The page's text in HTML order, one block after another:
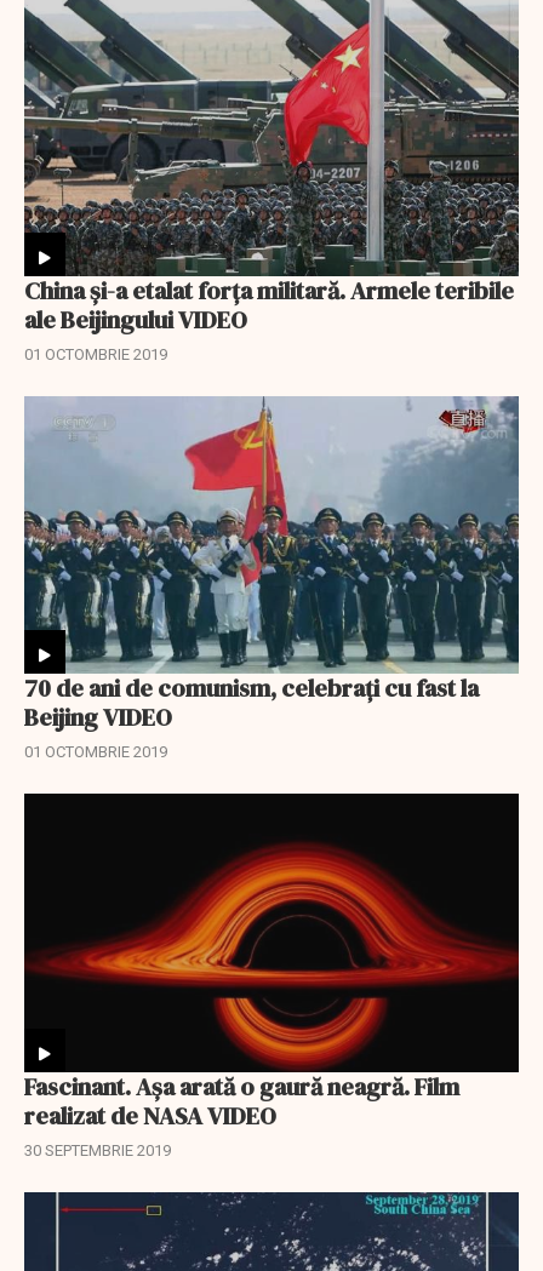
China și-a etalat forța militară. Armele teribile
ale Beijingului VIDEO
01 OCTOMBRIE 2019
70 de ani de comunism, celebrați cu fast la
Beijing VIDEO
01 OCTOMBRIE 2019
Fascinant. Așa arată o gaură neagră. Film
realizat de NASA VIDEO
30 SEPTEMBRIE 2019